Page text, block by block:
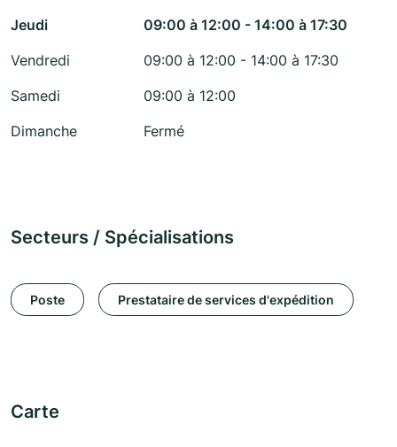
Jeudi
09:00 à 12:00 - 14:00 à 17:30
Vendredi
09:00 à 12:00 - 14:00 à 17:30
Samedi
09:00 à 12:00
Dimanche
Fermé
Secteurs / Spécialisations
Poste Prestataire de services d'expédition
Carte